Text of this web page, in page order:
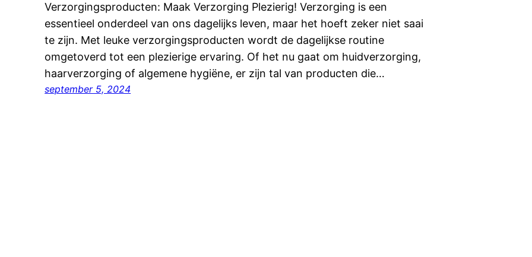
Verzorgingsproducten: Maak Verzorging Plezierig! Verzorging is een
essentieel onderdeel van ons dagelijks leven, maar het hoeft zeker niet saai
te zijn. Met leuke verzorgingsproducten wordt de dagelijkse routine
omgetoverd tot een plezierige ervaring. Of het nu gaat om huidverzorging,
haarverzorging of algemene hygiëne, er zijn tal van producten die…
september 5, 2024